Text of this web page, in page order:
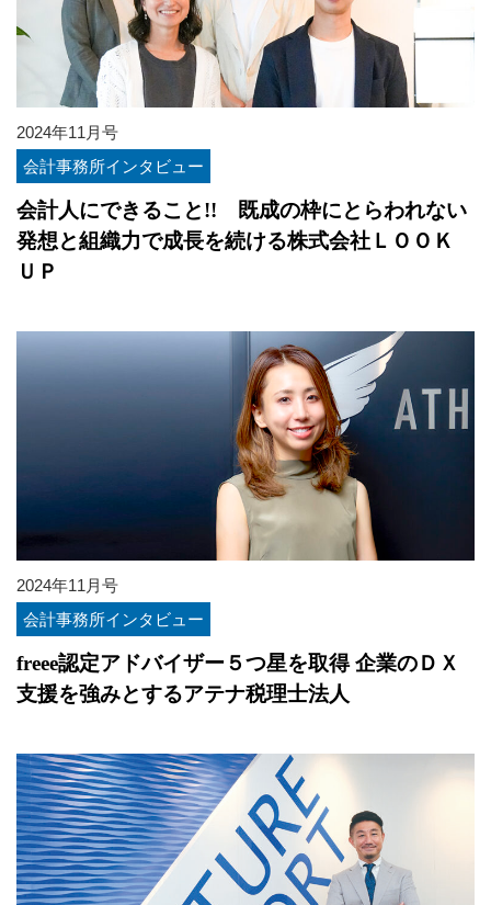
2024年11月号
会計事務所インタビュー
会計人にできること!! 既成の枠にとらわれない
発想と組織力で成長を続ける株式会社ＬＯＯＫ
ＵＰ
2024年11月号
会計事務所インタビュー
freee認定アドバイザー５つ星を取得 企業のＤＸ
支援を強みとするアテナ税理士法人